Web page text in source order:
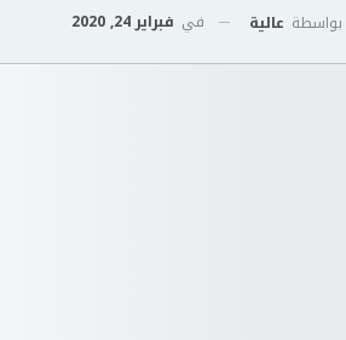
بواسطة عالية في فبراير 24, 2020